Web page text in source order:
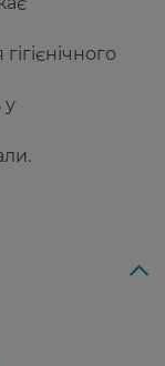
у